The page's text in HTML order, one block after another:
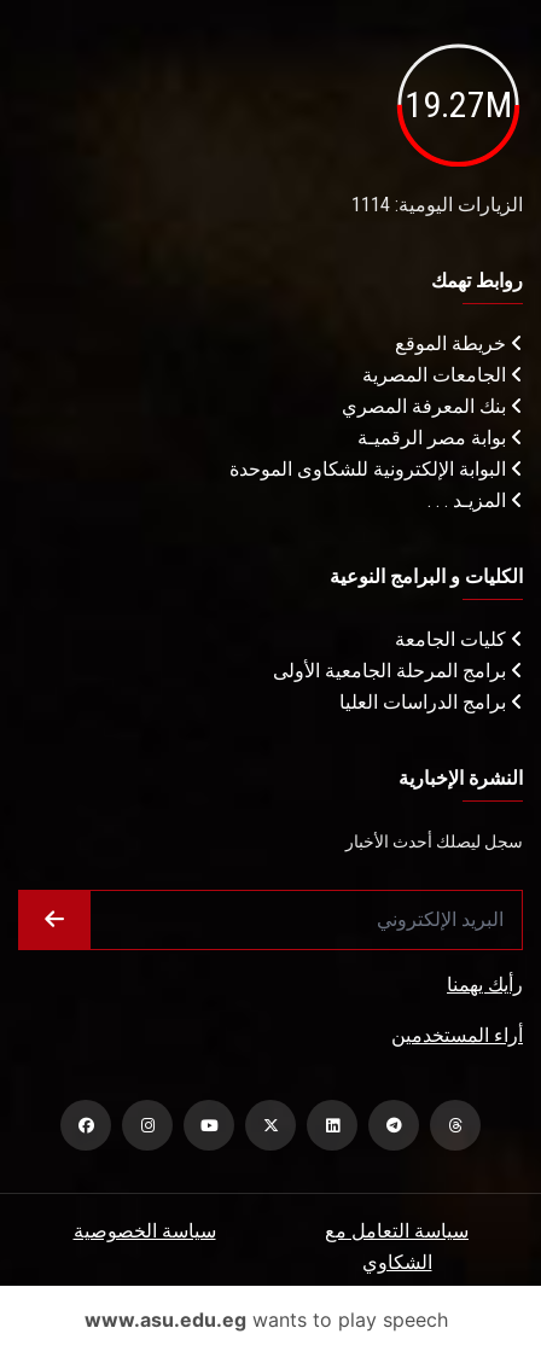
19.27M
الزيارات اليومية: 1114
روابط تهمك
خريطة الموقع
الجامعات المصرية
بنك المعرفة المصري
بوابة مصر الرقميـة
البوابة الإلكترونية للشكاوى الموحدة
المزيـد . . .
الكليات و البرامج النوعية
كليات الجامعة
برامج المرحلة الجامعية الأولى
برامج الدراسات العليا
النشرة الإخبارية
سجل ليصلك أحدث الأخبار
رأيك يهمنا
أراء المستخدمين
سياسة الخصوصية
سياسة التعامل مع
الشكاوي
الأسئلة الشائعة ميثاق المتعاملين www.asu.edu.egwants to play speech